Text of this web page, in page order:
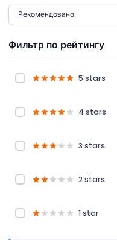
Фильтр по рейтингу
5 stars
4 stars
3 stars
2 stars
1 star